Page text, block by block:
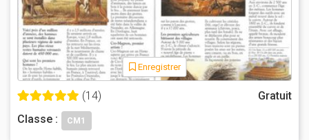
Enregistrer
(14)
Gratuit
Classe :
CM1